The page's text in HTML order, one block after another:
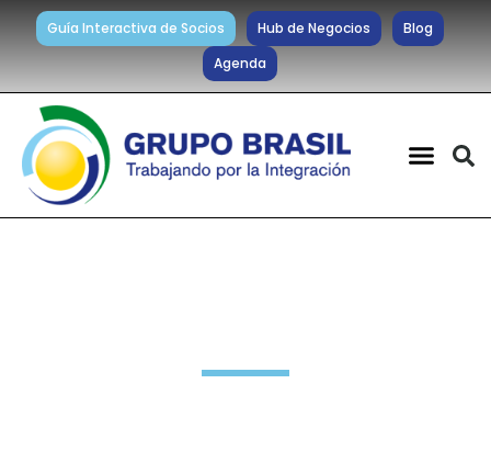
Guía Interactiva de Socios Hub de Negocios
Blog
Agenda